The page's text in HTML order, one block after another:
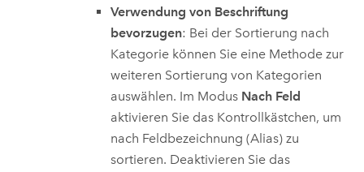
Verwendung von Beschriftung
bevorzugen: Bei der Sortierung nach
Kategorie können Sie eine Methode zur
weiteren Sortierung von Kategorien
auswählen. Im Modus Nach Feld
aktivieren Sie das Kontrollkästchen, um
nach Feldbezeichnung (Alias) zu
sortieren. Deaktivieren Sie das